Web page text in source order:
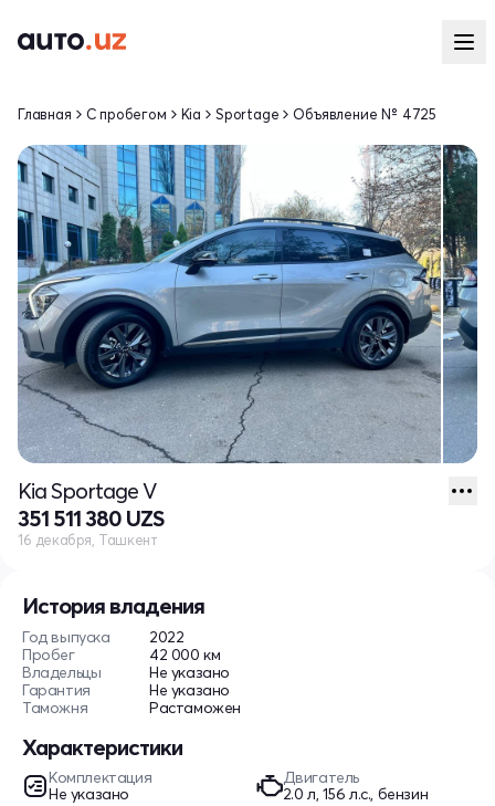
История владения
Год выпуска
2022
Пробег
42 000 км
Владельцы
Не указано
Гарантия
Не указано
Таможня
Растаможен
Характеристики
Комплектация
Не указано
Двигатель
2.0 л, 156 л.с., бензин
Главная С пробегом Kia Sportage Объявление № 4725
Kia Sportage V
351 511 380 UZS
16 декабря, Ташкент